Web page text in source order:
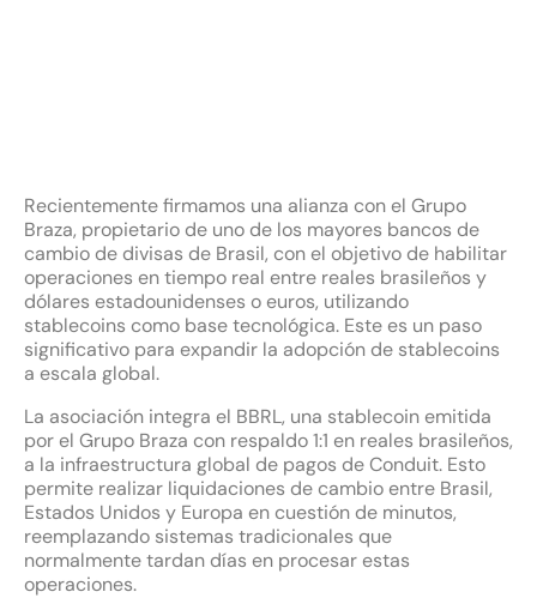
Recientemente firmamos una alianza con el Grupo
Braza, propietario de uno de los mayores bancos de
cambio de divisas de Brasil, con el objetivo de habilitar
operaciones en tiempo real entre reales brasileños y
dólares estadounidenses o euros, utilizando
stablecoins como base tecnológica. Este es un paso
significativo para expandir la adopción de stablecoins
a escala global.
La asociación integra el BBRL, una stablecoin emitida
por el Grupo Braza con respaldo 1:1 en reales brasileños,
a la infraestructura global de pagos de Conduit. Esto
permite realizar liquidaciones de cambio entre Brasil,
Estados Unidos y Europa en cuestión de minutos,
reemplazando sistemas tradicionales que
normalmente tardan días en procesar estas
operaciones.